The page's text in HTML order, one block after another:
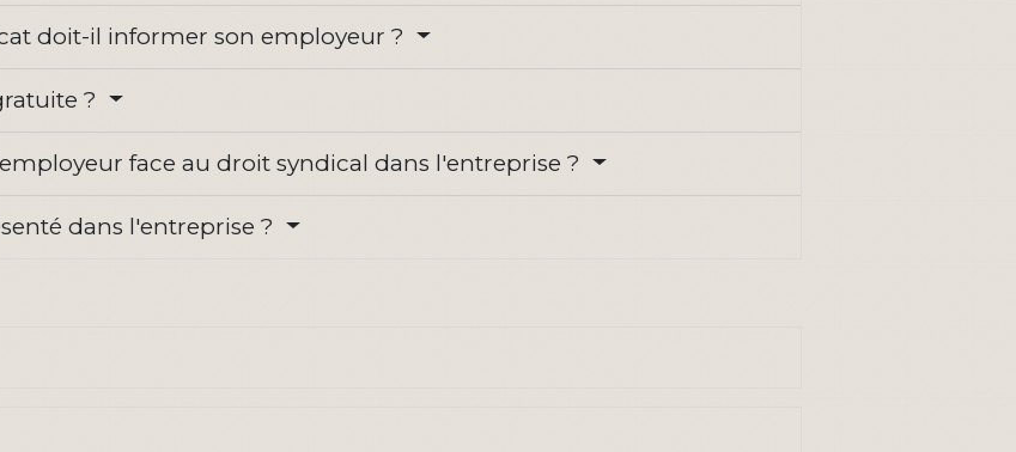
doit-il informer son employeur ?
?
face au droit syndical dans l'entreprise ?
dans l'entreprise ?